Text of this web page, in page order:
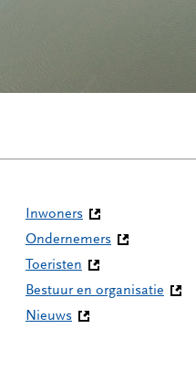
Inwoners
Ondernemers
Toeristen
Bestuur en organisatie
Nieuws